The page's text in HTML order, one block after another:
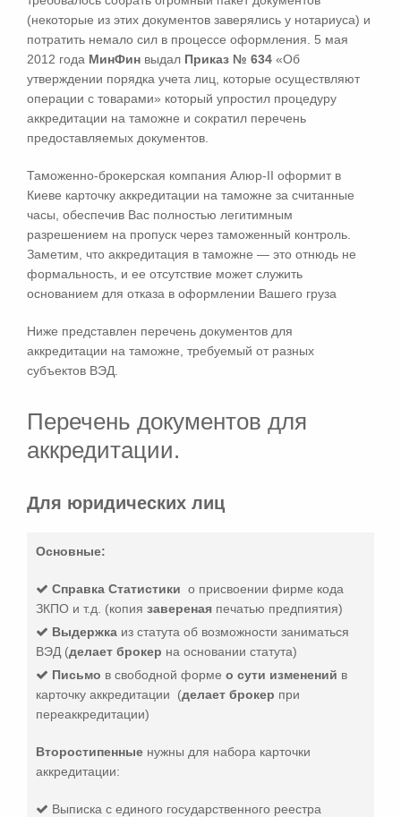
(некоторые из этих документов заверялись у нотариуса) и
потратить немало сил в процессе оформления. 5 мая
2012 года МинФин выдал Приказ № 634 «Об
утверждении порядка учета лиц, которые осуществляют
операции с товарами» который упростил процедуру
аккредитации на таможне и сократил перечень
предоставляемых документов.
Таможенно-брокерская компания Алюр-ІІ оформит в
Киеве карточку аккредитации на таможне за считанные
часы, обеспечив Вас полностью легитимным
разрешением на пропуск через таможенный контроль.
Заметим, что аккредитация в таможне — это отнюдь не
формальность, и ее отсутствие может служить
основанием для отказа в оформлении Вашего груза
Ниже представлен перечень документов для
аккредитации на таможне, требуемый от разных
субъектов ВЭД.
Перечень документов для
аккредитации.
Для юридических лиц
Основные:
Справка Статистики о присвоении фирме кода
ЗКПО и т.д. (копия завереная печатью предпиятия)
Выдержка из статута об возможности заниматься
ВЭД (делает брокер на основании статута)
Письмо в свободной форме о сути изменений в
карточку аккредитации (делает брокер при
переаккредитации)
Второстипенные нужны для набора карточки
аккредитации:
Выписка с единого государственного реестра